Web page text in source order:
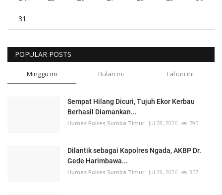
31
POPULAR POSTS
Minggu ini Bulan ini Tahun ini
Sempat Hilang Dicuri, Tujuh Ekor Kerbau
Berhasil Diamankan...
Humas Polres Sumba Timur Jul 28, 2026 795
Dilantik sebagai Kapolres Ngada, AKBP Dr.
Gede Harimbawa...
Humas Polres Sumba Timur Jul 29, 2026 357